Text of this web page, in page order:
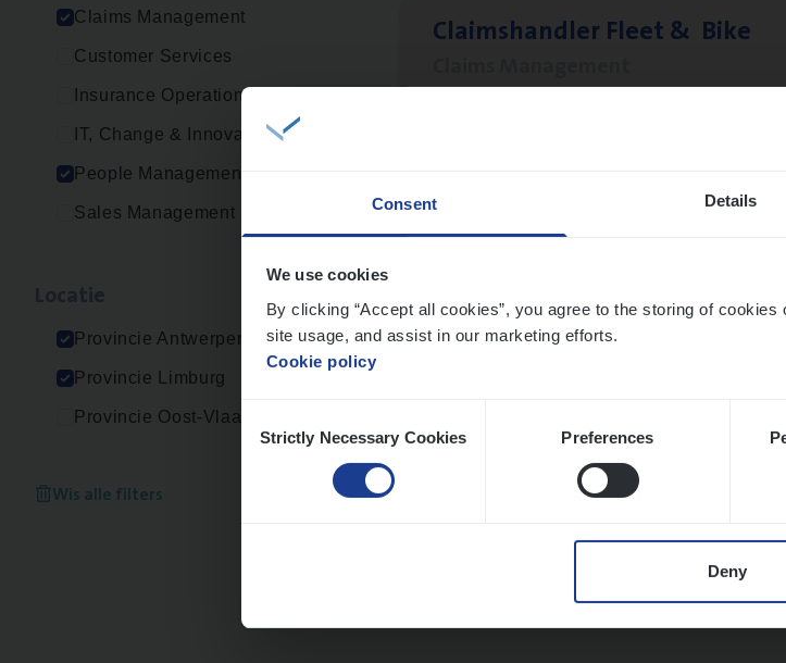
Consent Details
We use cookies
By clicking “Accept all cookies”, you agree to the storing of
site usage, and assist in our marketing efforts.
Cookie policy
Selection
Strictly Necessary Cookies Preferences
Deny
Claims Management
Customer Services
Insurance Operations
IT, Change & Innovation
People Management
Sales Management
Provincie Antwerpen
Provincie Limburg
Provincie Oost-Vlaanderen
Wis alle filters
Claims­hand­ler Fleet& Bike
Scha­de Expert Fleet
Antwerpen
Busi­ness Mana­ger Mari­ne
People Management, Sales